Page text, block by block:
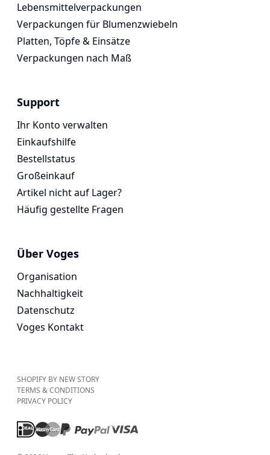
Lebensmittelverpackungen
Verpackungen für Blumenzwiebeln
Platten, Töpfe & Einsätze
Verpackungen nach Maß
Support
Ihr Konto verwalten
Einkaufshilfe
Bestellstatus
Großeinkauf
Artikel nicht auf Lager?
Häufig gestellte Fragen
Über Voges
Organisation
Nachhaltigkeit
Datenschutz
Voges Kontakt
SHOPIFY BY NEW STORY
TERMS & CONDITIONS
PRIVACY POLICY